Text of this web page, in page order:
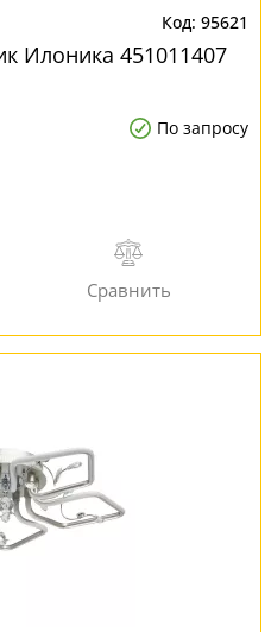
95621
Илоника 451011407
По запросу